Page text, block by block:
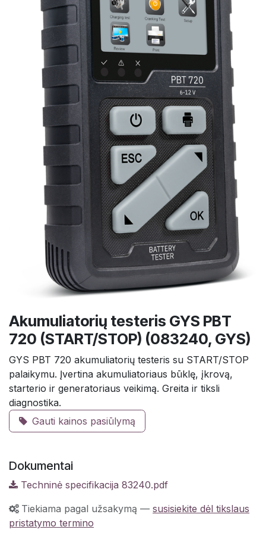
Akumuliatorių testeris GYS PBT
720 (START/STOP) (083240, GYS)
GYS PBT 720 akumuliatorių testeris su START/STOP
palaikymu. Įvertina akumuliatoriaus būklę, įkrovą,
starterio ir generatoriaus veikimą. Greita ir tiksli
diagnostika.
Gauti kainos pasiūlymą
Dokumentai
Techninė specifikacija 83240.pdf
Tiekiama pagal užsakymą — susisiekite dėl tikslaus
pristatymo termino